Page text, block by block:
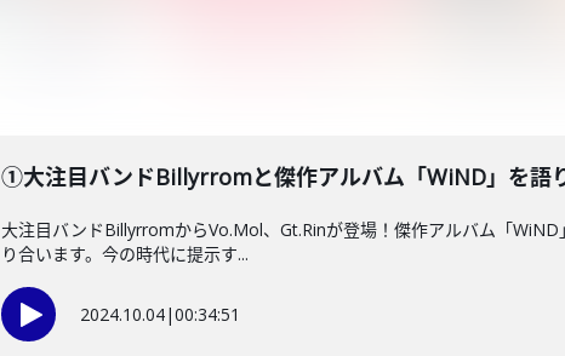
①大注目バンドBillyrromと傑作アルバム「WiND」を語
大注目バンドBillyrromからVo.Mol、Gt.Rinが登場！傑作アルバム「
り合います。今の時代に提示す...
2024.10.04|00:34:51